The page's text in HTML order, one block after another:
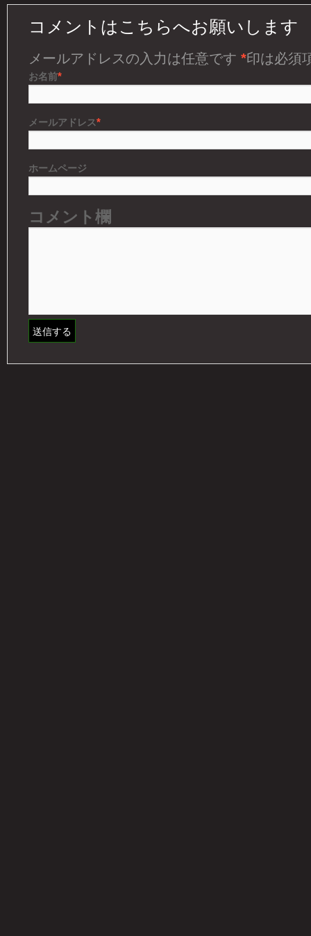
コメントはこちらへお願いします
メールアドレスの入力は任意です *印は必須
お名前*
メールアドレス*
ホームページ
コメント欄